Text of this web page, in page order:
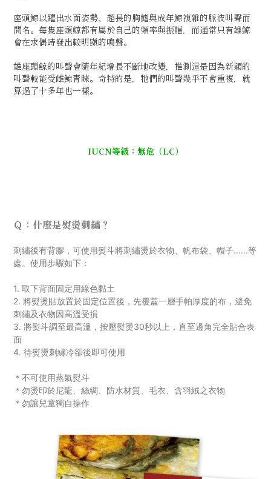
座頭鯨以躍出水面姿勢、超長的胸鰭與成年鯨複雜的脈波叫聲而
聞名。每隻座頭鯨都有屬於自己的頻率與振幅，而通常只有雄鯨
會在求偶時發出較明顯的鳴聲。
雄座頭鯨的叫聲會隨年紀增長不斷地改變，推測這是因為新穎的
叫聲較能受雌鯨青睞。奇特的是，牠們的叫聲幾乎不會重複，就
算過了十多年也一樣。
IUCN等級：無危（LC）
Ｑ：什麼是熨燙刺繡？
刺繡後有背膠，可使用熨斗將刺繡燙於衣物、帆布袋、帽子......等
處。使用步驟如下：
1. 取下背面固定用綠色黏土
2. 將熨燙貼放置於固定位置後，先覆蓋一層手帕厚度的布，避免
刺繡及衣物因高溫受損
3. 將熨斗調至最高溫，按壓熨燙30秒以上，直至邊角完全貼合表
面
4. 待熨燙刺繡冷卻後即可使用
＊不可使用蒸氣熨斗
＊勿燙印於尼龍、絲綢、防水材質 、毛衣
含羽絨之衣物
＊勿讓兒童獨自操作